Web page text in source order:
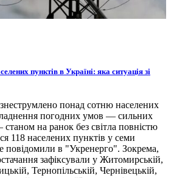
пунктів в Україні: яка ситуація зі
понад сотню населених
погодних умов — сильних
станом на ранок без світла повністю
118 населених пунктів у семи
повідомили в "Укренерго". Зокрема,
зафіксували у Житомирській,
Тернопільській, Чернівецькій,